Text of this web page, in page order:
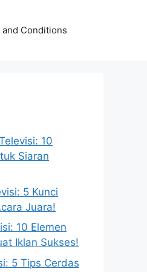
and Conditions
10
Siaran
5 Kunci
Juara!
10 Elemen
Iklan Sukses!
5 Tips Cerdas